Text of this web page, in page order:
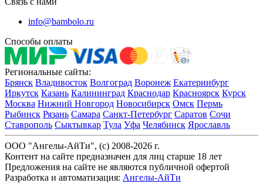
info@bambolo.ru
Способы оплаты
Региональные сайты:
Брянск Владивосток Волгоград Воронеж Екатеринбург
Иркутск Казань Калининград Краснодар Красноярск Курск
Москва Нижний Новгород Новосибирск Омск Пермь
Рыбинск Рязань Самара Санкт-Петербург Саратов Сочи
Ставрополь Сыктывкар Тула Уфа Челябинск Ярославль
ООО "Ангелы-АйТи", (c) 2008-2026 г.
Контент на сайте предназначен для лиц старше 18 лет
Предложения на сайте не являются публичной офертой
Разработка и автоматизация: Ангелы-АйТи